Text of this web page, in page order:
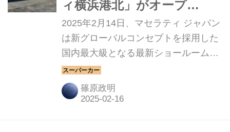
ィ横浜港北」がオープ
ン！ 3台のスペシャル マ
セラティも日本初公開
2025年2月14日、マセラティ ジャパン
は新グローバルコンセプトを採用した
国内最大級となる最新ショールーム
「マセラティ横浜港北」をオープン。
双日オートグループジャパンが運営
し、最新の設備とブランドの世界観を
篠原政明